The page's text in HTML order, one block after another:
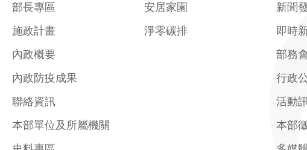
部長專區
施政計畫
內政概要
內政防疫成果
聯絡資訊
本部單位及所屬機關
安居家園
淨零碳排
新聞
即時
部務
行政
活動
本部